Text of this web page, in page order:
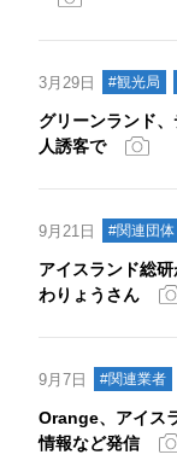
3月29日 #観光局
グリーンランド
人誘客で
9月21日 #関連団体
アイスランド総
わりょうさん
9月7日 #関連業者
Orange、アイス
情報など発信